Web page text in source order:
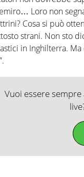
Loro non
Cosa si può
strani. Non sto
in Inghilterra.
Vuoi essere